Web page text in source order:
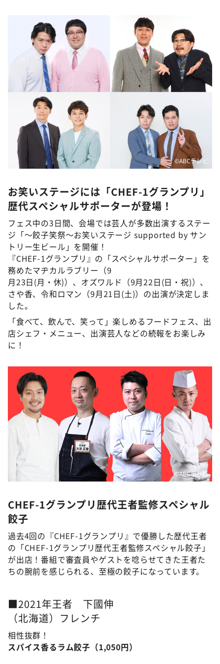
©ABCテレビ
お笑いステージには「CHEF-1グランプリ」
歴代スペシャルサポーターが登場！
フェス中の3日間、会場では芸人が多数出演するステー
ジ「～餃子笑祭～お笑いステージ supported by サン
トリー生ビール」を開催！
『CHEF-1グランプリ』の「スペシャルサポーター」を
務めたマヂカルラブリー（9
月23日(月・休)）、オズワルド（9月22日(日・祝)）、
さや香、令和ロマン（9月21日(土)）の出演が決定しま
した。
「食べて、飲んで、笑って」楽しめるフードフェス、出
店シェフ・メニュー、出演芸人などの続報をお楽しみ
に！
©ABCテレビ
CHEF-1グランプリ歴代王者監修スペシャル
餃子
過去4回の『CHEF-1グランプリ』で優勝した歴代王者
の「CHEF-1グランプリ歴代王者監修スペシャル餃子」
が出店！番組で審査員やゲストを唸らせてきた王者た
ちの腕前を感じられる、至極の餃子になっています。
■2021年王者 下國伸
（北海道）フレンチ
相性抜群！
スパイス香るラム餃子（1,050円）